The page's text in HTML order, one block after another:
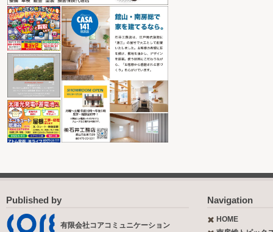
Published by
有限会社コアコミュニケーション
Navigation
HOME